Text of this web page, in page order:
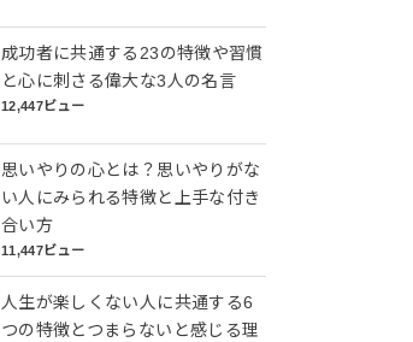
成功者に共通する23の特徴や習慣
と心に刺さる偉大な3人の名言
12,447ビュー
思いやりの心とは？思いやりがな
い人にみられる特徴と上手な付き
合い方
11,447ビュー
人生が楽しくない人に共通する6
つの特徴とつまらないと感じる理